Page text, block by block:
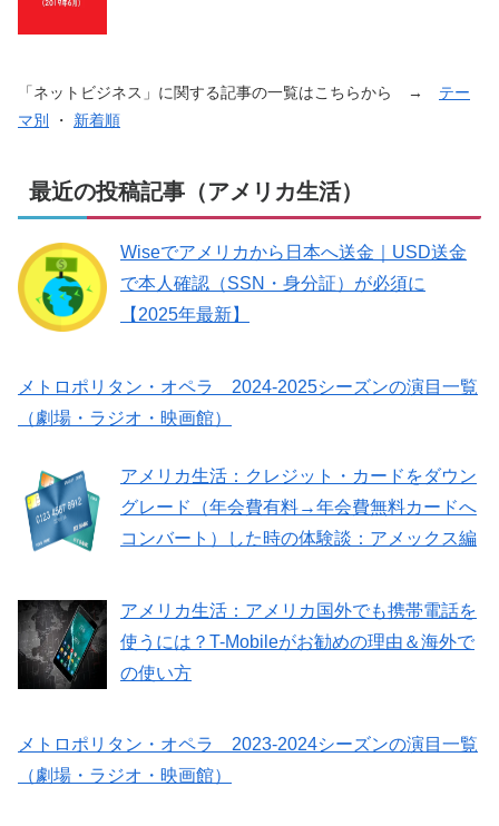
「ネットビジネス」に関する記事の一覧はこちらから → テー
マ別
・ 新着順
最近の投稿記事（アメリカ生活）
Wiseでアメリカから日本へ送金｜USD送金
で本人確認（SSN・身分証）が必須に
【2025年最新】
メトロポリタン・オペラ 2024-2025シーズンの演目一覧
（劇場・ラジオ・映画館）
アメリカ生活：クレジット・カードをダウン
グレード（年会費有料→年会費無料カードへ
コンバート）した時の体験談：アメックス編
アメリカ生活：アメリカ国外でも携帯電話を
使うには？T-Mobileがお勧めの理由＆海外で
の使い方
メトロポリタン・オペラ 2023-2024シーズンの演目一覧
（劇場・ラジオ・映画館）